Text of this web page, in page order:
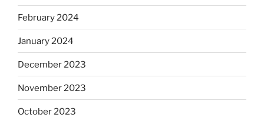
February 2024
January 2024
December 2023
November 2023
October 2023